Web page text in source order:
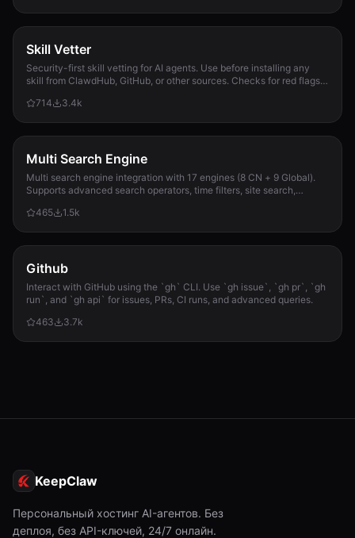
Skill Vetter
Security-first skill vetting for AI agents. Use before installing any
skill from ClawdHub, GitHub, or other sources. Checks for red flags,
714
3.4k
Multi Search Engine
Multi search engine integration with 17 engines (8 CN + 9 Global).
Supports advanced search operators, time filters, site search,
required.
465 1.5k
Github
Interact with GitHub using the `gh` CLI. Use `gh issue`, `gh pr`, `gh
run`, and `gh api` for issues, PRs, CI runs, and advanced queries.
463
3.7k
KeepClaw
Персональный хостинг AI-агентов. Без
деплоя, без API-ключей, 24/7 онлайн.